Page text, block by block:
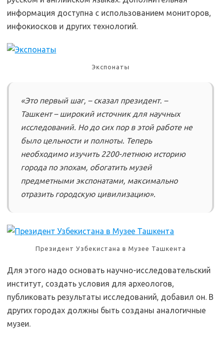
информация доступна с использованием мониторов,
инфокиосков и других технологий.
Экспонаты
«Это первый шаг, – сказал президент. –
Ташкент – широкий источник для научных
исследований. Но до сих пор в этой работе не
было цельности и полноты. Теперь
необходимо изучить 2200-летнюю историю
города по эпохам, обогатить музей
предметными экспонатами, максимально
отразить городскую цивилизацию».
Президент Узбекистана в Музее Ташкента
Для этого надо основать научно-исследовательский
институт, создать условия для археологов,
публиковать результаты исследований, добавил он. В
других городах должны быть созданы аналогичные
музеи.